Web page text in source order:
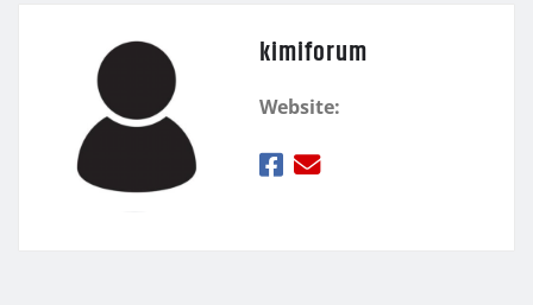
kimiforum
Website: